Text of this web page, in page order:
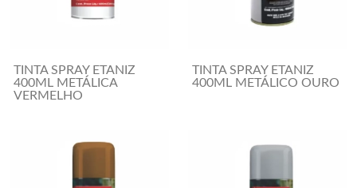
TINTA SPRAY ETANIZ
400ML METÁLICA
VERMELHO
TINTA SPRAY ETANIZ
400ML METÁLICO OURO